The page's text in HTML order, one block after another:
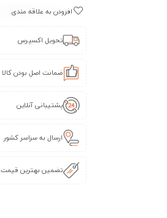
افزودن به علاقه مندی
تحویل اکسپرس
ضمانت اصل بودن کالا
پشتیبانی آنلاین
ارسال به سراسر کشور
تضمین بهترین قیمت